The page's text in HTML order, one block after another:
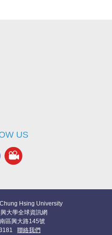
US
Hsing University
大學全球資訊網
區興大路145號
聯絡我們